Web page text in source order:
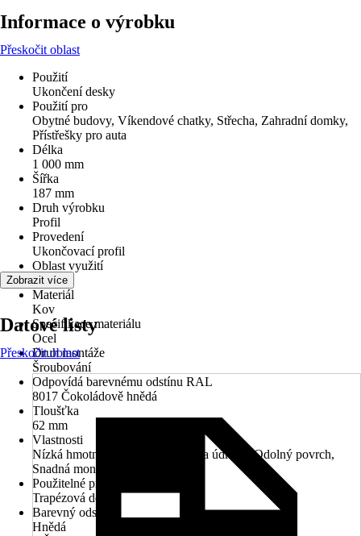
Informace o výrobku
Přeskočit oblast
Použití
Ukončení desky
Použití pro
Obytné budovy, Víkendové chatky, Střecha, Zahradní domky,
Přístřešky pro auta
Délka
1 000 mm
Šířka
187 mm
Druh výrobku
Profil
Provedení
Ukončovací profil
Oblast využití
Exteriér
Materiál
Kov
Specifikace materiálu
Ocel
Druh montáže
Šroubování
Odpovídá barevnému odstínu RAL
8017 Čokoládově hnědá
Tloušťka
62 mm
Vlastnosti
Nízká hmotnost, Nízké náklady na údržbu, Odolný povrch,
Snadná montáž
Použitelné pro
Trapézová deska
Barevný odstín
Hnědá
Zobrazit více
Datové listy
Přeskočit oblast